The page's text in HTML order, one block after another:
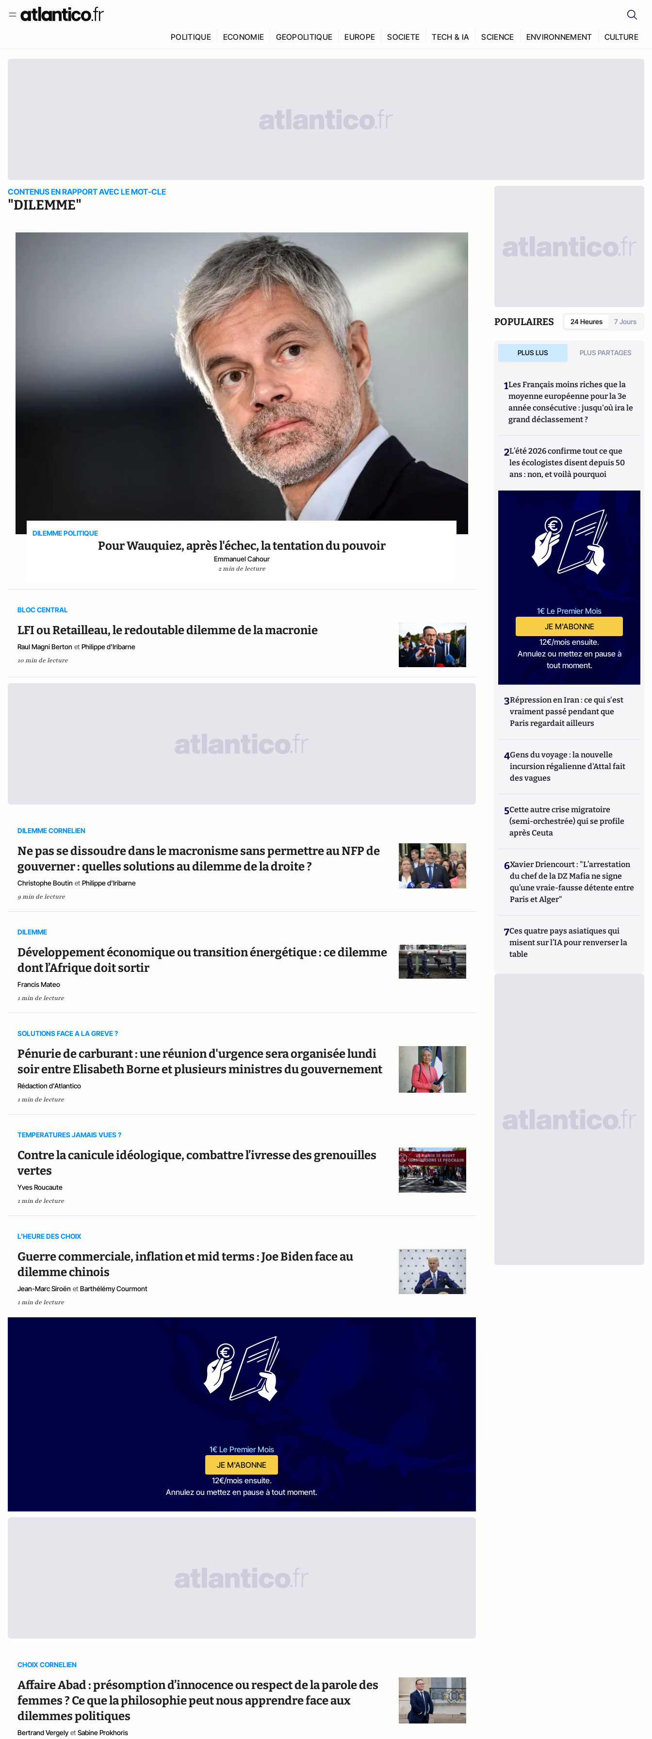
POLITIQUE ECONOMIE GEOPOLITIQUE EUROPE SOCIETE TECH & IA SCIENCE ENVIRONNEMENT CULTURE
CONTENUS EN RAPPORT AVEC LE MOT-CLE
"DILEMME"
DILEMME POLITIQUE
Pour Wauquiez, après l'échec, la tentation du pouvoir
Emmanuel Cahour
2 min de lecture
BLOC CENTRAL
LFI ou Retailleau, le redoutable dilemme de la macronie
Raul Magni Berton et Philippe d'Iribarne
10 min de lecture
DILEMME CORNELIEN
Ne pas se dissoudre dans le macronisme sans permettre au NFP de
gouverner : quelles solutions au dilemme de la droite ?
Christophe Boutin et Philippe d'Iribarne
9 min de lecture
DILEMME
Développement économique ou transition énergétique : ce dilemme
dont l’Afrique doit sortir
Francis Mateo
1 min de lecture
SOLUTIONS FACE A LA GREVE ?
Pénurie de carburant : une réunion d'urgence sera organisée lundi
soir entre Elisabeth Borne et plusieurs ministres du gouvernement
Rédaction d'Atlantico
1 min de lecture
TEMPERATURES JAMAIS VUES ?
Contre la canicule idéologique, combattre l’ivresse des grenouilles
vertes
Yves Roucaute
1 min de lecture
L'HEURE DES CHOIX
Guerre commerciale, inflation et mid terms : Joe Biden face au
dilemme chinois
Jean-Marc Siroën et Barthélémy Courmont
1 min de lecture
1€ Le Premier Mois
JE M'ABONNE
12€/mois ensuite.
Annulez ou mettez en pause à tout moment.
CHOIX CORNELIEN
Affaire Abad : présomption d’innocence ou respect de la parole des
femmes ? Ce que la philosophie peut nous apprendre face aux
dilemmes politiques
Bertrand Vergely et Sabine Prokhoris
POPULAIRES 24 Heures 7 Jours
PLUS LUS PLUS PARTAGES
1Les Français moins riches que la
moyenne européenne pour la 3e
année consécutive : jusqu'où ira le
grand déclassement ?
2L’été 2026 confirme tout ce que
les écologistes disent depuis 50
ans : non, et voilà pourquoi
1€ Le Premier Mois
JE M'ABONNE
12€/mois ensuite.
Annulez ou mettez en pause à
tout moment.
3Répression en Iran : ce qui s'est
vraiment passé pendant que
Paris regardait ailleurs
4Gens du voyage : la nouvelle
incursion régalienne d'Attal fait
des vagues
5Cette autre crise migratoire
(semi-orchestrée) qui se profile
après Ceuta
6Xavier Driencourt : "L’arrestation
du chef de la DZ Mafia ne signe
qu’une vraie-fausse détente entre
Paris et Alger"
7Ces quatre pays asiatiques qui
misent sur l’IA pour renverser la
table